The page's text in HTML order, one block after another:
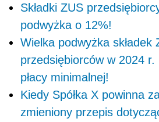
Składki ZUS
podwyżka o 12%!
Wielka podwyżka składek
przedsiębiorców w 2024
płacy minimalnej!
Kiedy Spółka X powinna
zmieniony przepis